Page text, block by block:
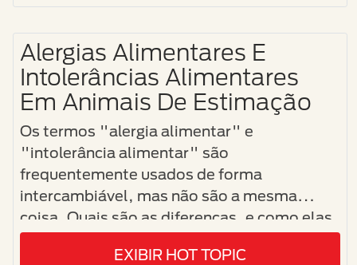
Alergias Alimentares E
Intolerâncias Alimentares
Em Animais De Estimação
Os termos "alergia alimentar" e
"intolerância alimentar" são
frequentemente usados de forma
intercambiável, mas não são a mesma
coisa. Quais são as diferenças, e como elas
são diagnosticadas?
EXIBIR HOT TOPIC